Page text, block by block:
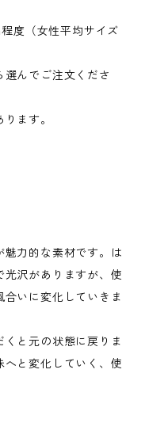
度（女性平均サイズ
んでご注文くださ
ます。
力的な素材です。は
光沢がありますが、使
いに変化していきま
と元の状態に戻りま
と変化していく、使